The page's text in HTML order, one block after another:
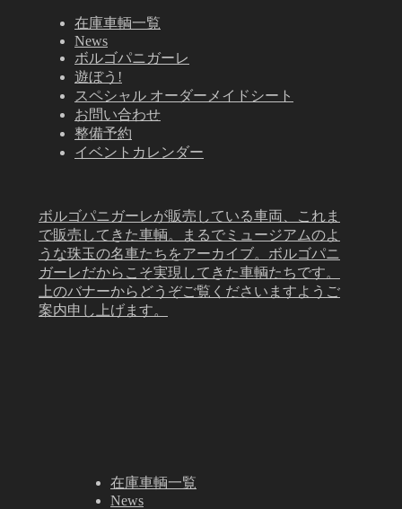
在庫車輌一覧
News
ボルゴパニガーレ
遊ぼう!
スペシャル オーダーメイドシート
お問い合わせ
整備予約
イベントカレンダー
ボルゴパニガーレが販売している車両、これま
で販売してきた車輌。まるでミュージアムのよ
うな珠玉の名車たちをアーカイブ。ボルゴパニ
ガーレだからこそ実現してきた車輌たちです。
上のバナーからどうぞご覧くださいますようご
案内申し上げます。
在庫車輌一覧
News